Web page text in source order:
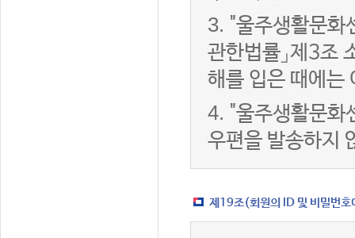
3. "울주생활문화
관한법률」제3조
해를 입은 때에는
4. "울주생활문화
우편을 발송하지
제19조(회원의 ID 및 비밀번호